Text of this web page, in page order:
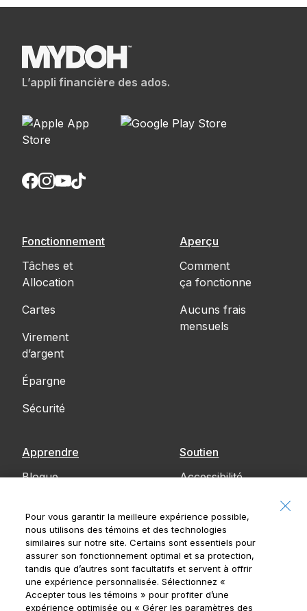
L’appli financière des ados.
Fonctionnement
Tâches et
Allocation
Cartes
Virement
d’argent
Épargne
Sécurité
Aperçu
Comment
ça fonctionne
Aucuns frais
mensuels
Apprendre
Blogue
Soutien
Accessibilité
avec nous
Avis
Pour vous garantir la meilleure expérience possible,
nous utilisons des témoins et des technologies
similaires sur notre site. Certains sont essentiels pour
assurer son fonctionnement optimal et sa protection,
tandis que d’autres sont facultatifs et servent à offrir
une expérience personnalisée. Sélectionnez «
Accepter tous les témoins » pour profiter d’une
expérience optimisée ou « Gérer les paramètres des